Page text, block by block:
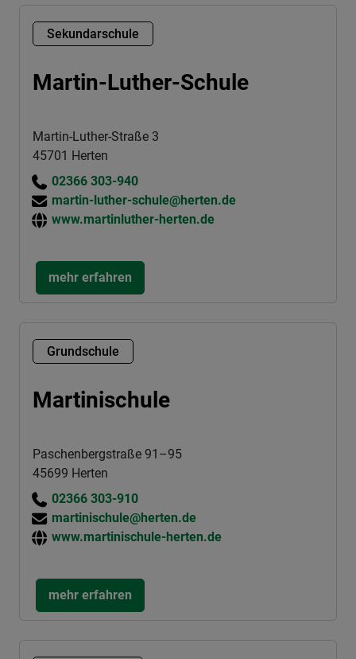
Sekundarschule
Martin-Luther-Schule
Martin-Luther-Straße 3
45701 Herten
02366 303-940
martin-luther-schule@herten.de
www.martinluther-herten.de
mehr erfahren
Grundschule
Martinischule
Paschenbergstraße 91–95
45699 Herten
02366 303-910
martinischule@herten.de
www.martinischule-herten.de
mehr erfahren